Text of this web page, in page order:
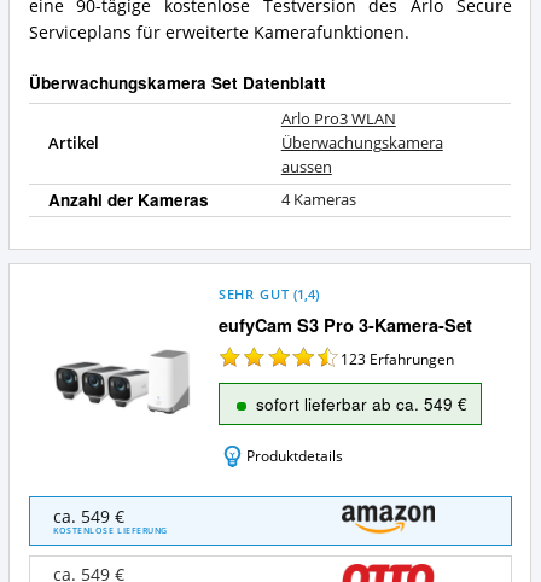
eine 90-tägige kostenlose Testversion des Arlo Secure
Serviceplans für erweiterte Kamerafunktionen.
Überwachungskamera Set Datenblatt
Artikel
Arlo Pro3 WLAN
Überwachungskamera
aussen
Anzahl der Kameras 4 Kameras
eufyCam S3 Pro 3-Kamera-Set
SEHR GUT (1,4)
123 Erfahrungen
sofort lieferbar ab ca. 549 €
Produktdetails
eufyCam
Pro
ca. 549 €
KOSTENLOSE LIEFERUNG
ca. 549 €